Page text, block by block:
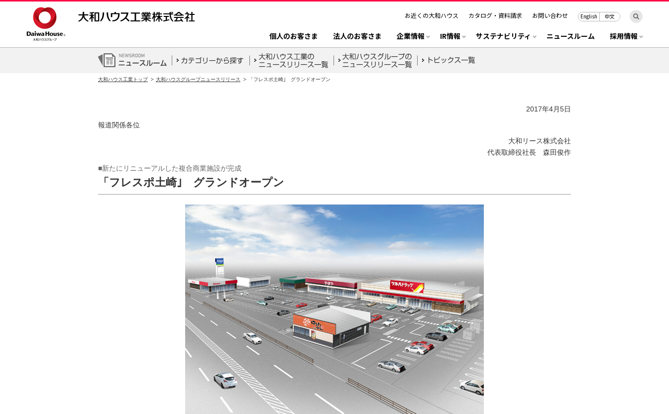
お近くの大和ハウス カタログ・資料請求 お問い合わせ English 中文
個人のお客さま 法人のお客さま 企業情報 IR情報 サステナビリティ ニュースルーム 採用情報
大和ハウス工業トップ 大和ハウスグループニュースリリース 「フレスポ土崎｣ グランドオープン
2017年4月5日
報道関係各位
大和リース株式会社
代表取締役社長 森田俊作
■新たにリニューアルした複合商業施設が完成
「フレスポ土崎｣ グランドオープン